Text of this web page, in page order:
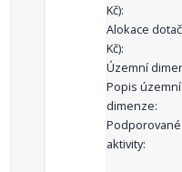
Kč):
Alokace
Kč):
Územní
Popis územní
dimenze:
Podporované
aktivity: